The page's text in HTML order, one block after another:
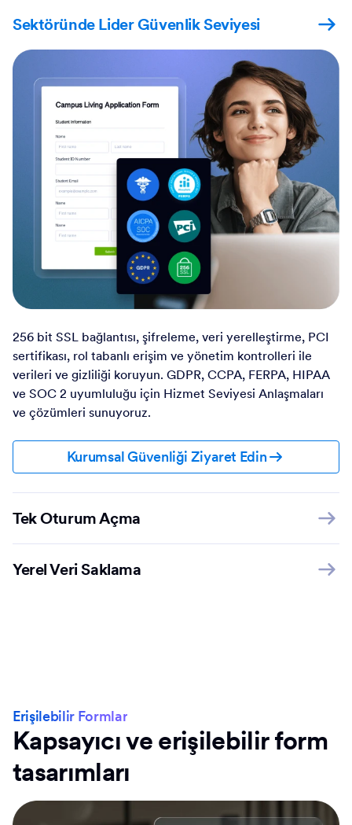
Sektöründe Lider Güvenlik Seviyesi
256 bit SSL bağlantısı, şifreleme, veri yerelleştirme, PCI
sertifikası, rol tabanlı erişim ve yönetim kontrolleri ile
verileri ve gizliliği koruyun. GDPR, CCPA, FERPA, HIPAA
ve SOC 2 uyumluluğu için Hizmet Seviyesi Anlaşmaları
ve çözümleri sunuyoruz.
Kurumsal Güvenliği Ziyaret Edin
Tek Oturum Açma
Yerel Veri Saklama
Erişilebilir Formlar
Kapsayıcı ve erişilebilir form
tasarımları